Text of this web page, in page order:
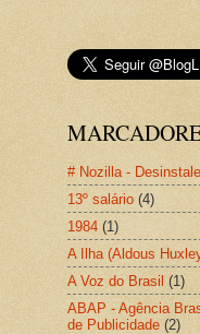
# Nozilla -
13º salário (4)
1984 (1)
A Ilha (Aldous
A Voz do Brasil (1)
ABAP - Agência
de Publicidade (2)